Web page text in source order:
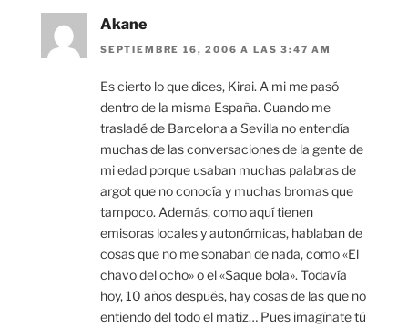
Akane
SEPTIEMBRE 16, 2006 A LAS 3:47 AM
Es cierto lo que dices, Kirai. A mi me pasó
dentro de la misma España. Cuando me
trasladé de Barcelona a Sevilla no entendía
muchas de las conversaciones de la gente de
mi edad porque usaban muchas palabras de
argot que no conocía y muchas bromas que
tampoco. Además, como aquí tienen
emisoras locales y autonómicas, hablaban de
cosas que no me sonaban de nada, como «El
chavo del ocho» o el «Saque bola». Todavía
hoy, 10 años después, hay cosas de las que no
entiendo del todo el matiz… Pues imagínate tú